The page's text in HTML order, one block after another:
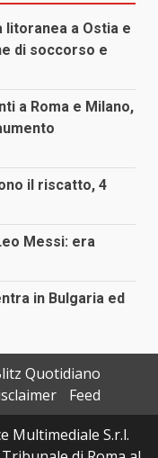
a Ostia e
di soccorso e
a Roma e Milano,
il riscatto, 4
Messi: era
in Bulgaria ed
Quotidiano
Feed
Multimediale S.r.l.